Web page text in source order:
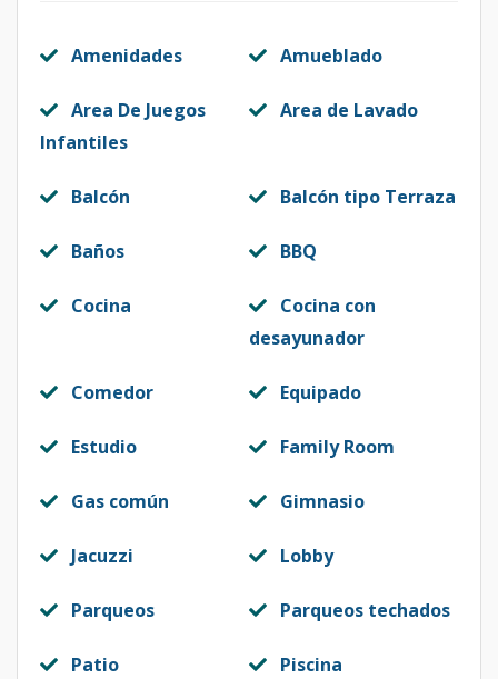
Amenidades Amueblado
Area De Juegos
Infantiles
Area de Lavado
Balcón Balcón tipo Terraza
Baños BBQ
Cocina
Cocina con
desayunador
Comedor Equipado
Estudio Family Room
Gas común Gimnasio
Jacuzzi Lobby
Parqueos Parqueos techados
Patio Piscina